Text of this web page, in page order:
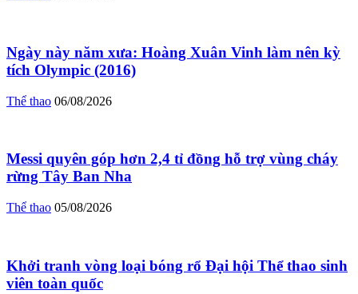
Ngày này năm xưa: Hoàng Xuân Vinh làm nên kỳ
tích Olympic (2016)
Thể thao 06/08/2026
Messi quyên góp hơn 2,4 tỉ đồng hỗ trợ vùng cháy
rừng Tây Ban Nha
Thể thao 05/08/2026
Khởi tranh vòng loại bóng rổ Đại hội Thể thao sinh
viên toàn quốc